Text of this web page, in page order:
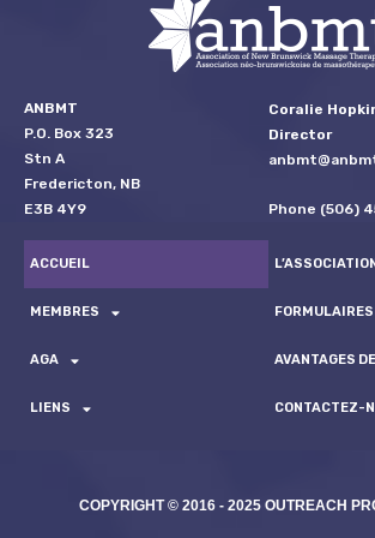
ANBMT
P.O. Box 323
Stn A
Fredericton, NB
E3B 4Y9
Coralie
Director
Phone (506)
ACCUEIL L’ASSOCIATION
MEMBRES FORMULAIRES
AGA AVANTAGES
LIENS CONTACTEZ-
COPYRIGHT © 2016 - 2025 OUTREACH